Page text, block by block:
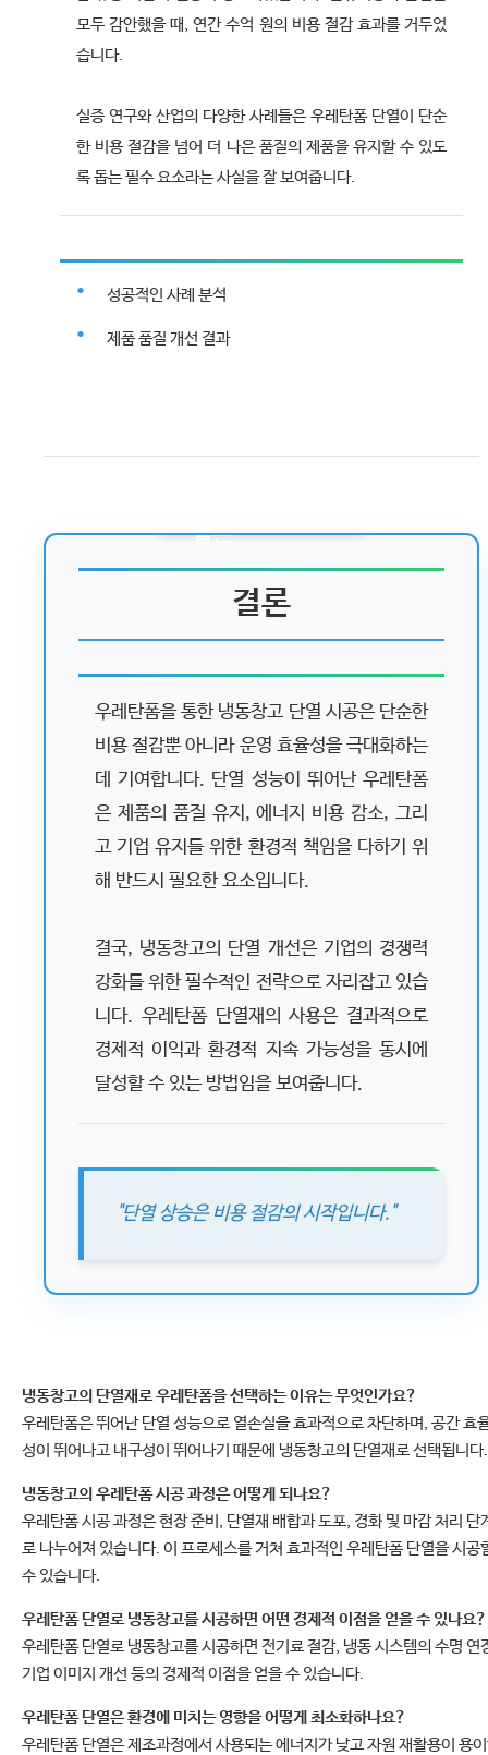
모두 감안했을 때, 연간 수억 원의 비용 절감 효과를 거두었
습니다.
실증 연구와 산업의 다양한 사례들은 우레탄폼 단열이 단순
한 비용 절감을 넘어 더 나은 품질의 제품을 유지할 수 있도
록 돕는 필수 요소라는 사실을 잘 보여줍니다.
성공적인 사례 분석
제품 품질 개선 결과
결론
우레탄폼을 통한 냉동창고 단열 시공은 단순한
비용 절감뿐 아니라 운영 효율성을 극대화하는
데 기여합니다. 단열 성능이 뛰어난 우레탄폼
은 제품의 품질 유지, 에너지 비용 감소, 그리
고 기업 유지를 위한 환경적 책임을 다하기 위
해 반드시 필요한 요소입니다.
결국, 냉동창고의 단열 개선은 기업의 경쟁력
강화를 위한 필수적인 전략으로 자리잡고 있습
니다. 우레탄폼 단열재의 사용은 결과적으로
경제적 이익과 환경적 지속 가능성을 동시에
달성할 수 있는 방법임을 보여줍니다.
"단열 상승은 비용 절감의 시작입니다."
냉동창고의 단열재로 우레탄폼을 선택하는 이유는 무엇인가요?
우레탄폼은 뛰어난 단열 성능으로 열손실을 효과적으로 차단하며, 공간 효
성이 뛰어나고 내구성이 뛰어나기 때문에 냉동창고의 단열재로 선택됩니다.
냉동창고의 우레탄폼 시공 과정은 어떻게 되나요?
우레탄폼 시공 과정은 현장 준비, 단열재 배합과 도포, 경화 및 마감 처리 단
로 나누어져 있습니다. 이 프로세스를 거쳐 효과적인 우레탄폼 단열을 시공
수 있습니다.
우레탄폼 단열로 냉동창고를 시공하면 어떤 경제적 이점을 얻을 수 있나요?
우레탄폼 단열로 냉동창고를 시공하면 전기료 절감, 냉동 시스템의 수명 연
기업 이미지 개선 등의 경제적 이점을 얻을 수 있습니다.
우레탄폼 단열은 환경에 미치는 영향을 어떻게 최소화하나요?
우레탄폼 단열은 제조과정에서 사용되는 에너지가 낮고 자원 재활용이 용